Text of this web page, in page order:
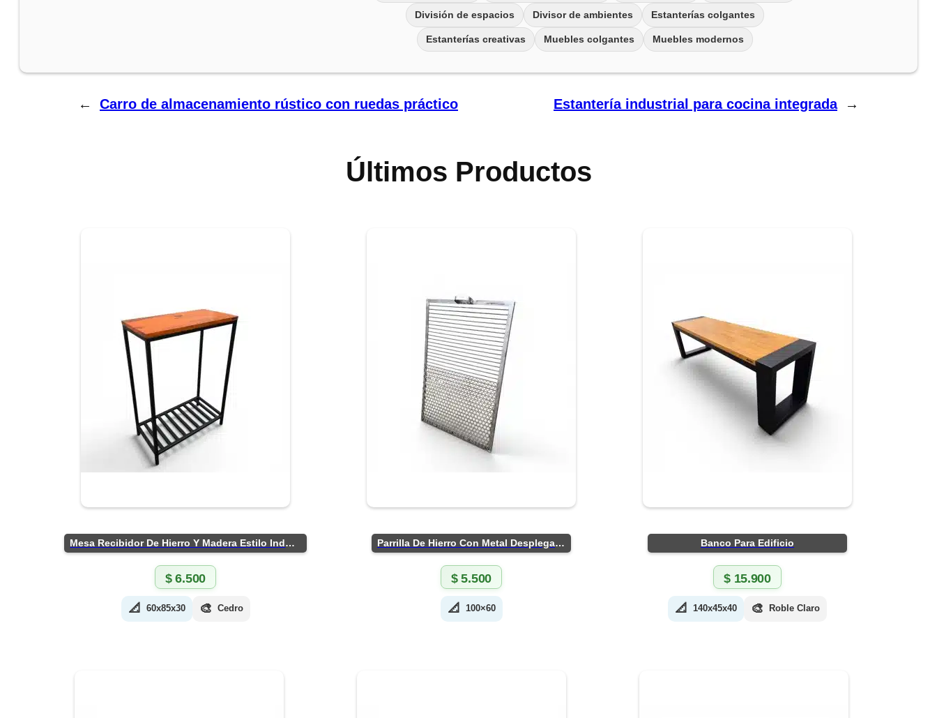
División de espacios Divisor de ambientes Estanterías colgantes
Estanterías creativas Muebles colgantes Muebles modernos
← Carro de almacenamiento rústico con ruedas práctico Estantería industrial para cocina integrada →
Últimos Productos
Mesa Recibidor De Hierro Y Madera Estilo Industrial
$6.500
📐 60x85x30 🎨 Cedro
Parrilla De Hierro Con Metal Desplegado
$5.500
📐 100×60
Banco Para Edificio
$15.900
📐 140x45x40 🎨 Roble Claro